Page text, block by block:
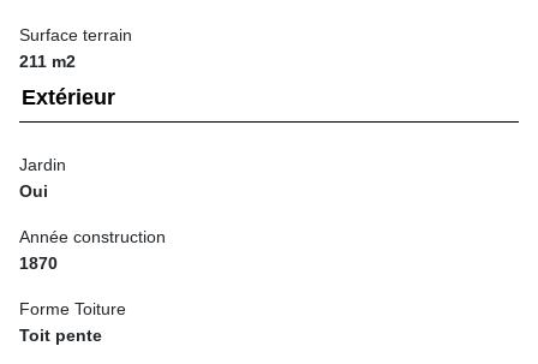
Surface terrain
211 m2
Extérieur
Jardin
Oui
Année construction
1870
Forme Toiture
Toit pente